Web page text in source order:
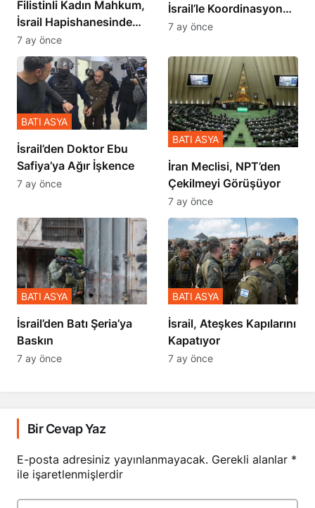
Filistinli Kadın Mahkum,
İsrail Hapishanesindeki
Zulmü Anlattı
7 ay önce
İsrail’le Koordinasyon
İçinde Gerçekleşmiş
7 ay önce
İsrail’den Doktor Ebu
Safiya’ya Ağır İşkence
BATI ASYA
7 ay önce
İran Meclisi, NPT’den
Çekilmeyi Görüşüyor
BATI ASYA
7 ay önce
​​​​​​​İsrail’den Batı Şeria’ya
Baskın
BATI ASYA
7 ay önce
İsrail, Ateşkes Kapılarını
Kapatıyor
BATI ASYA
7 ay önce
Bir Cevap Yaz
E-posta adresiniz yayınlanmayacak. Gerekli alanlar *
ile işaretlenmişlerdir